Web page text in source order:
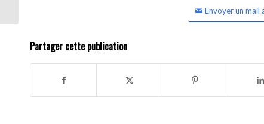
Envoyer un mail
Partager cette publication